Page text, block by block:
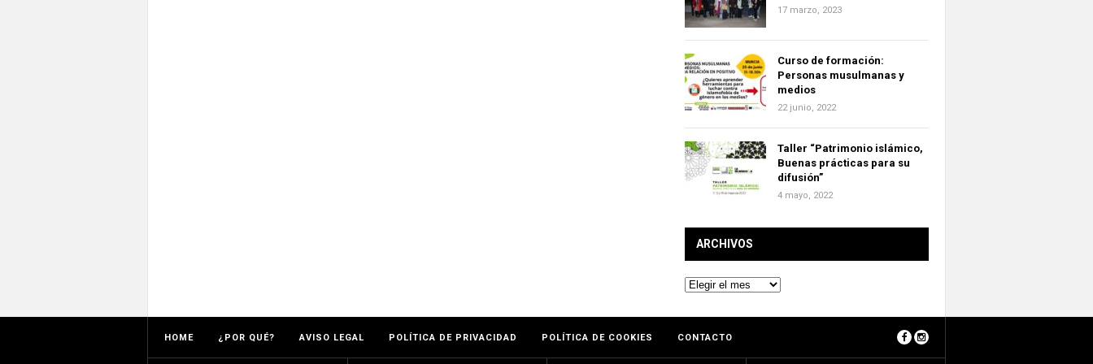
17 marzo, 2023
Curso de formación:
Personas musulmanas y
medios
22 junio, 2022
Taller “Patrimonio islámico,
Buenas prácticas para su
difusión”
4 mayo, 2022
ARCHIVOS
Archivos
HOME ¿POR QUÉ? AVISO LEGAL POLÍTICA DE PRIVACIDAD POLÍTICA DE COOKIES CONTACTO